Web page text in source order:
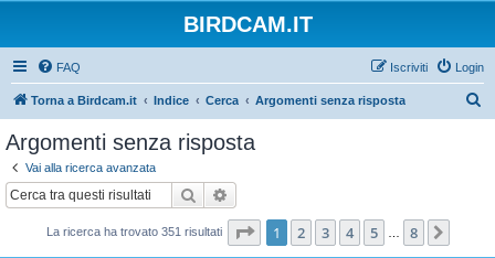
BIRDCAM.IT
FAQ Login
Iscriviti
Torna a Birdcam.it Indice Cerca Argomenti senza risposta
Argomenti senza risposta
Vai alla ricerca avanzata
Cerca
La ricerca ha trovato 351 risultati Pagina di
1 2 3 4 5 8